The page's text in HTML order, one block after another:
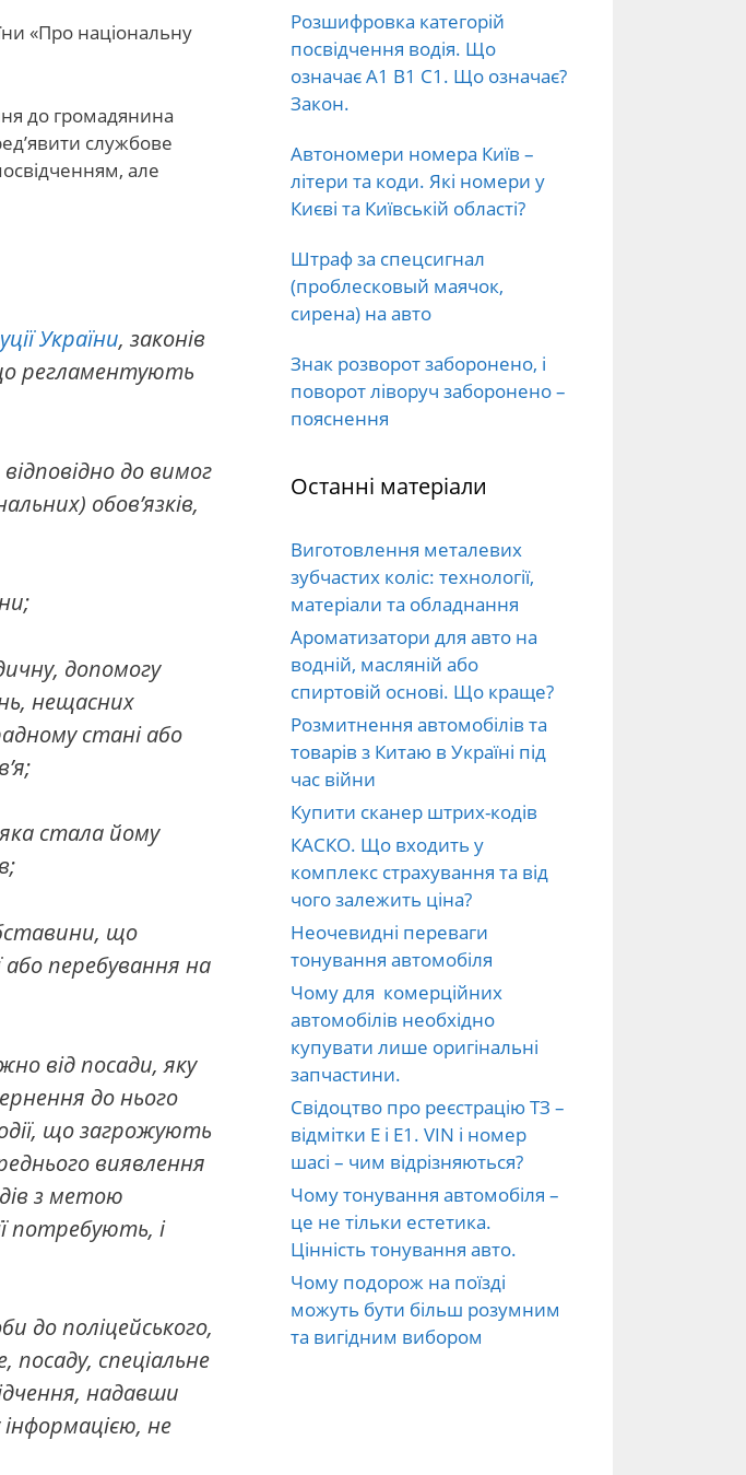
«Про національну
до громадянина
службове
але
України, законів
регламентують
до вимог
обов’язків,
допомогу
нещасних
стані або
стала йому
що
перебування на
від посади, яку
до нього
що загрожують
виявлення
з метою
потребують, і
до поліцейського,
посаду, спеціальне
надавши
не
Розшифровка категорій
посвідчення водія. Що
означає А1 В1 С1. Що означає?
Закон.
Автономери номера Київ –
літери та коди. Які номери у
Києві та Київській області?
Штраф за спецсигнал
(проблесковый маячок,
сирена) на авто
Знак розворот заборонено, і
поворот ліворуч заборонено –
пояснення
Останні матеріали
Виготовлення металевих
зубчастих коліс: технології,
матеріали та обладнання
Ароматизатори для авто на
водній, масляній або
спиртовій основі. Що краще?
Розмитнення автомобілів та
товарів з Китаю в Україні під
час війни
Купити сканер штрих-кодів
КАСКО. Що входить у
комплекс страхування та від
чого залежить ціна?
Неочевидні переваги
тонування автомобіля
Чому для комерційних
автомобілів необхідно
купувати лише оригінальні
запчастини.
Свідоцтво про реєстрацію ТЗ –
відмітки E і E1. VIN і номер
шасі – чим відрізняються?
Чому тонування автомобіля –
це не тільки естетика.
Цінність тонування авто.
Чому подорож на поїзді
можуть бути більш розумним
та вигідним вибором